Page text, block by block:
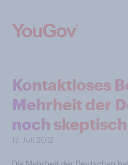
Kontaktloses
Mehrheit der
noch skeptisch
17. Juli 2012